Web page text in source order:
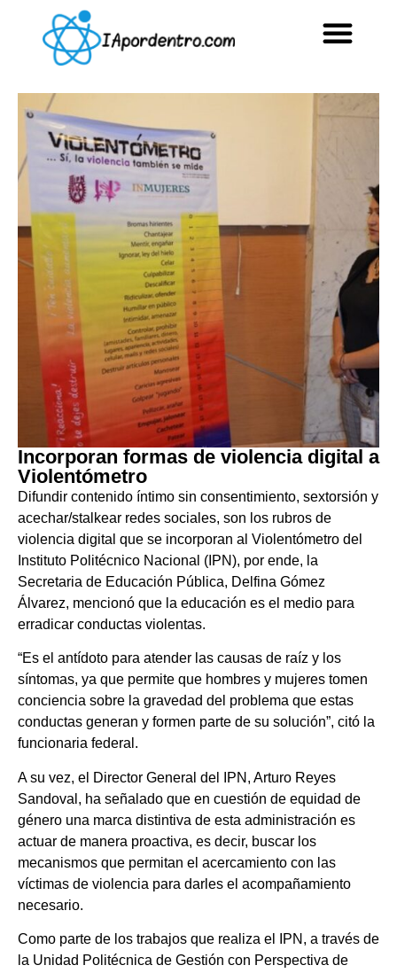
Incorporan formas de violencia digital a
Violentómetro
Difundir contenido íntimo sin consentimiento, sextorsión y
acechar/stalkear redes sociales, son los rubros de
violencia digital que se incorporan al Violentómetro del
Instituto Politécnico Nacional (IPN), por ende, la
Secretaria de Educación Pública, Delfina Gómez
Álvarez, mencionó que la educación es el medio para
erradicar conductas violentas.
“Es el antídoto para atender las causas de raíz y los
síntomas, ya que permite que hombres y mujeres tomen
conciencia sobre la gravedad del problema que estas
conductas generan y formen parte de su solución”, citó la
funcionaria federal.
A su vez, el Director General del IPN, Arturo Reyes
Sandoval, ha señalado que en cuestión de equidad de
género una marca distintiva de esta administración es
actuar de manera proactiva, es decir, buscar los
mecanismos que permitan el acercamiento con las
víctimas de violencia para darles el acompañamiento
necesario.
Como parte de los trabajos que realiza el IPN, a través de
la Unidad Politécnica de Gestión con Perspectiva de